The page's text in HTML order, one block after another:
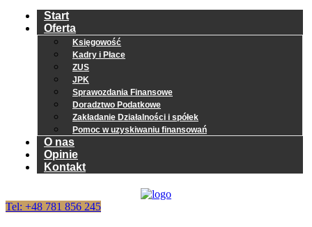
Start
Oferta
Księgowość
Kadry i Płace
ZUS
JPK
Sprawozdania Finansowe
Doradztwo Podatkowe
Zakładanie Działalności i spółek
Pomoc w uzyskiwaniu finansowań
O nas
Opinie
Kontakt
Tel: +48 781 856 245